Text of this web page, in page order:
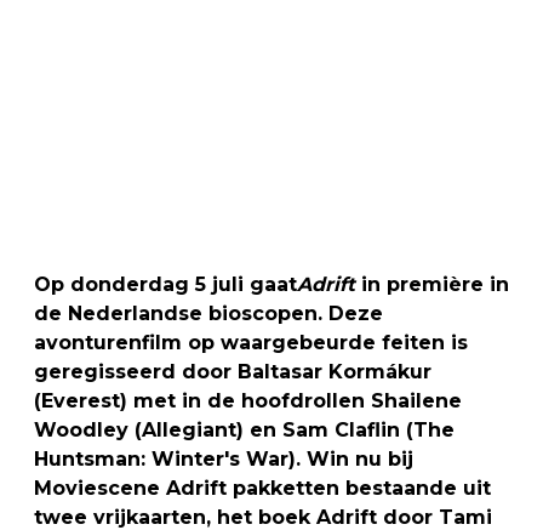
Op donderdag 5 juli gaatAdrift in première in
de Nederlandse bioscopen. Deze
avonturenfilm op waargebeurde feiten is
geregisseerd door Baltasar Kormákur
(Everest) met in de hoofdrollen Shailene
Woodley (Allegiant) en Sam Claflin (The
Huntsman: Winter's War). Win nu bij
Moviescene Adrift pakketten bestaande uit
twee vrijkaarten, het boek Adrift door Tami